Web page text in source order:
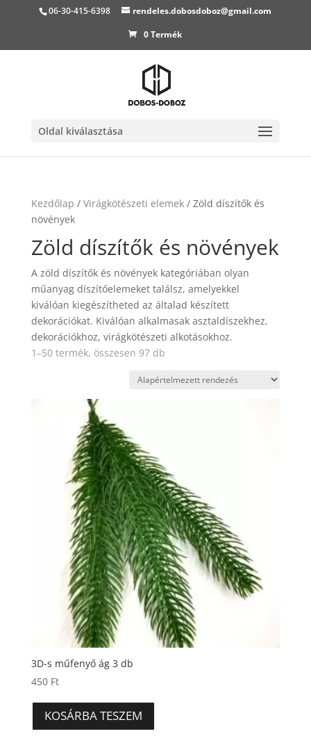
06-30-415-6398
rendeles.dobosdoboz@gmail.com
0 Termék
Oldal kiválasztása
Kezdőlap / Virágkötészeti elemek/ Zöld díszítők és
növények
Zöld díszítők és növények
A zöld díszítők és növények kategóriában olyan
műanyag díszítőelemeket találsz, amelyekkel
kiválóan kiegészítheted az általad készített
dekorációkat. Kiválóan alkalmasak asztaldíszekhez,
dekorációkhoz, virágkötészeti alkotásokhoz.
1–50 termék, összesen 97 db
3D-s műfenyő ág 3 db
450 Ft
KOSÁRBA TESZEM